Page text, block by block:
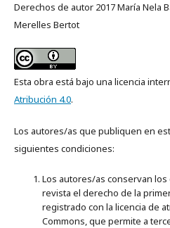
Derechos de autor 2017 María Nela
Merelles Bertot
Esta obra está bajo una licencia
Atribución 4.0.
Los autores/as que publiquen en
siguientes condiciones:
Los autores/as conservan
revista el derecho de la
registrado con la licencia de
Commons, que permite a